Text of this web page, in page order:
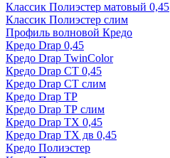
Классик Полиэстер матовый 0,45
Классик Полиэстер слим
Профиль волновой Кредо
Кредо Drap 0,45
Кредо Drap TwinColor
Кредо Drap СТ 0,45
Кредо Drap СТ слим
Кредо Drap ТР
Кредо Drap ТР слим
Кредо Drap ТХ 0,45
Кредо Drap ТХ дв 0,45
Кредо Полиэстер